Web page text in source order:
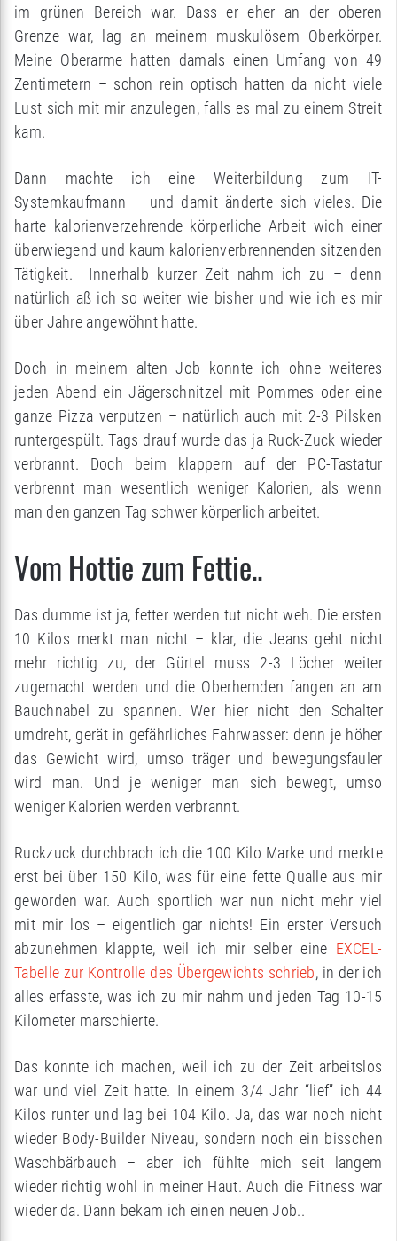
im grünen Bereich war. Dass er eher an der oberen
Grenze war, lag an meinem muskulösem Oberkörper.
Meine Oberarme hatten damals einen Umfang von 49
Zentimetern – schon rein optisch hatten da nicht viele
Lust sich mit mir anzulegen, falls es mal zu einem Streit
kam.
Dann machte ich eine Weiterbildung zum IT-
Systemkaufmann – und damit änderte sich vieles. Die
harte kalorienverzehrende körperliche Arbeit wich einer
überwiegend und kaum kalorienverbrennenden sitzenden
Tätigkeit. Innerhalb kurzer Zeit nahm ich zu – denn
natürlich aß ich so weiter wie bisher und wie ich es mir
über Jahre angewöhnt hatte.
Doch in meinem alten Job konnte ich ohne weiteres
jeden Abend ein Jägerschnitzel mit Pommes oder eine
ganze Pizza verputzen – natürlich auch mit 2-3 Pilsken
runtergespült. Tags drauf wurde das ja Ruck-Zuck wieder
verbrannt. Doch beim klappern auf der PC-Tastatur
verbrennt man wesentlich weniger Kalorien, als wenn
man den ganzen Tag schwer körperlich arbeitet.
Vom Hottie zum Fettie..
Das dumme ist ja, fetter werden tut nicht weh. Die ersten
10 Kilos merkt man nicht – klar, die Jeans geht nicht
mehr richtig zu, der Gürtel muss 2-3 Löcher weiter
zugemacht werden und die Oberhemden fangen an am
Bauchnabel zu spannen. Wer hier nicht den Schalter
umdreht, gerät in gefährliches Fahrwasser: denn je höher
das Gewicht wird, umso träger und bewegungsfauler
wird man. Und je weniger man sich bewegt, umso
weniger Kalorien werden verbrannt.
Ruckzuck durchbrach ich die 100 Kilo Marke und merkte
erst bei über 150 Kilo, was für eine fette Qualle aus mir
geworden war. Auch sportlich war nun nicht mehr viel
mit mir los – eigentlich gar nichts! Ein erster Versuch
abzunehmen klappte, weil ich mir selber eine EXCEL-
Tabelle zur Kontrolle des Übergewichts schrieb, in der ich
alles erfasste, was ich zu mir nahm und jeden Tag 10-15
Kilometer marschierte.
Das konnte ich machen, weil ich zu der Zeit arbeitslos
war und viel Zeit hatte. In einem 3/4 Jahr “lief” ich 44
Kilos runter und lag bei 104 Kilo. Ja, das war noch nicht
wieder Body-Builder Niveau, sondern noch ein bisschen
Waschbärbauch – aber ich fühlte mich seit langem
wieder richtig wohl in meiner Haut. Auch die Fitness war
wieder da. Dann bekam ich einen neuen Job..